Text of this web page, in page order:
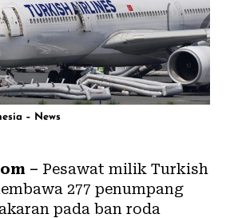
– News
– Pesawat milik Turkish
277 penumpang
pada ban roda